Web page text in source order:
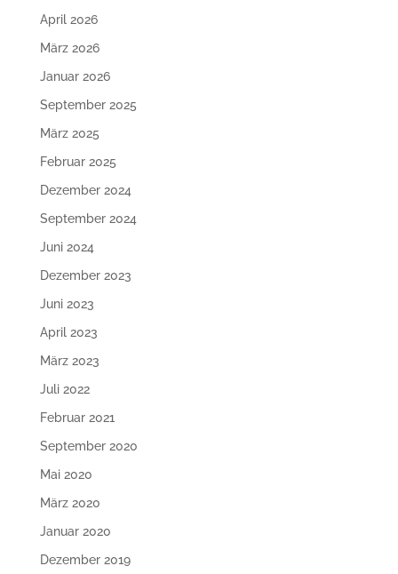
April 2026
März 2026
Januar 2026
September 2025
März 2025
Februar 2025
Dezember 2024
September 2024
Juni 2024
Dezember 2023
Juni 2023
April 2023
März 2023
Juli 2022
Februar 2021
September 2020
Mai 2020
März 2020
Januar 2020
Dezember 2019